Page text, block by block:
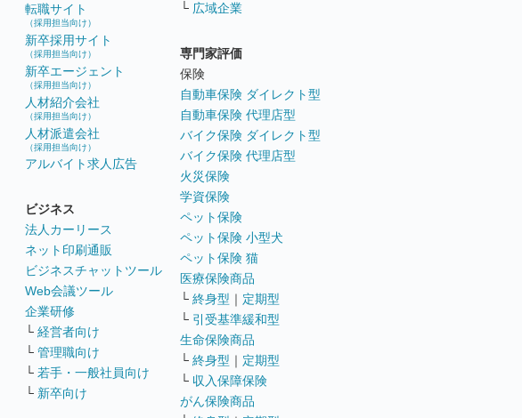
転職サイト
（採用担当向け）
新卒採用サイト
（採用担当向け）
新卒エージェント
（採用担当向け）
人材紹介会社
（採用担当向け）
人材派遣会社
（採用担当向け）
アルバイト求人広告
ビジネス
法人カーリース
ネット印刷通販
ビジネスチャットツール
Web会議ツール
企業研修
└ 経営者向け
└ 管理職向け
└ 若手・一般社員向け
└ 新卒向け
└ 広域企業
専門家評価
保険
自動車保険 ダイレクト型
自動車保険 代理店型
バイク保険 ダイレクト型
バイク保険 代理店型
火災保険
学資保険
ペット保険
ペット保険 小型犬
ペット保険 猫
医療保険商品
└ 終身型 ｜ 定期型
└ 引受基準緩和型
生命保険商品
└ 終身型 ｜ 定期型
└ 収入保障保険
がん保険商品